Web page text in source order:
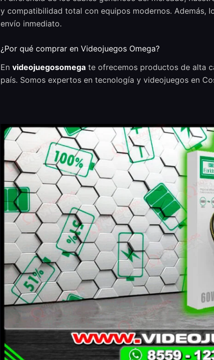
y compatibilidad total con equipos modernos. Además,
envío inmediato.
¿Por qué comprar en Videojuegos Omega?
En videojuegosomega te ofrecemos productos de alta
país. Somos expertos en tecnología y videojuegos en